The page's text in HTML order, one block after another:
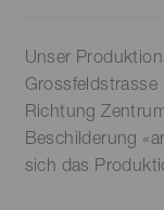
Unser
Grossfeldstrasse
Richtung
Beschilderung
sich das